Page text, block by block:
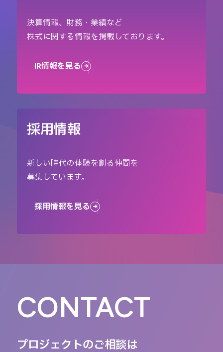
決算情報、財務・業績など
株式に関する情報を掲載しております。
IR情報を見る
採用情報
新しい時代の体験を創る仲間を
募集しています。
採用情報を見る
CONTACT
プロジェクトのご相談は